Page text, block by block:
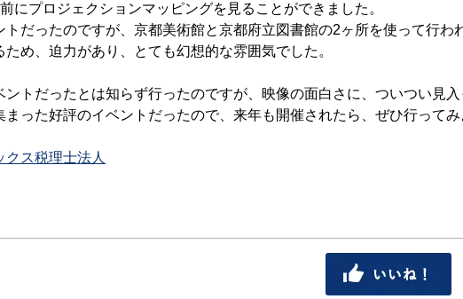
プロジェクションマッピングを見ることができました。
トだったのですが、京都美術館と京都府立図書館の2ヶ所を使って行わ
め、迫力があり、とても幻想的な雰囲気でした。
トだったとは知らず行ったのですが、映像の面白さに、ついつい見
った好評のイベントだったので、来年も開催されたら、ぜひ行ってみ
ス税理士法人